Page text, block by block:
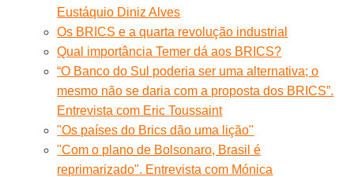
Eustáquio Diniz Alves
Os BRICS e a quarta revolução industrial
Qual importância Temer dá aos BRICS?
“O Banco do Sul poderia ser uma alternativa; o
mesmo não se daria com a proposta dos BRICS”.
Entrevista com Eric Toussaint
"Os países do Brics dão uma lição"
"Com o plano de Bolsonaro, Brasil é
reprimarizado". Entrevista com Mónica